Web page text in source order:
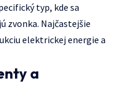
typ, kde sa
zvonka. Najčastejšie
elektrickej energie a
a